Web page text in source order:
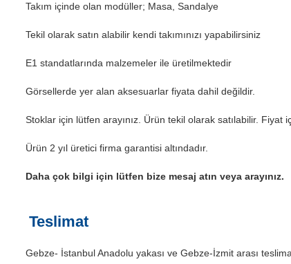
Takım içinde olan modüller; Masa, Sandalye
Tekil olarak satın alabilir kendi takımınızı yapabilirsiniz
E1 standatlarında malzemeler ile üretilmektedir
Görsellerde yer alan aksesuarlar fiyata dahil değildir.
Stoklar için lütfen arayınız. Ürün tekil olarak satılabilir. Fiyat
Ürün 2 yıl üretici firma garantisi altındadır.
Daha çok bilgi için lütfen bize mesaj atın veya arayınız.
Teslimat
Gebze- İstanbul Anadolu yakası ve Gebze-İzmit arası